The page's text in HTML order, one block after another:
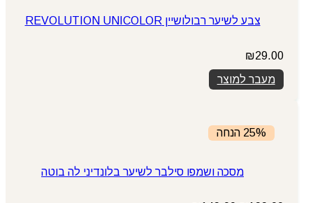
צבע לשיער רבולושיין REVOLUTION UNICOLOR
₪29.00
מעבר למוצר
25% הנחה
מסכה ושמפו סילבר לשיער בלונדיני לה בוטה